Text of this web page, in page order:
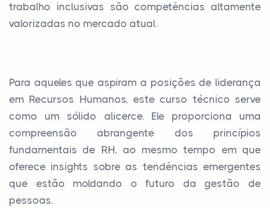
trabalho inclusivas são competências altamente
valorizadas no mercado atual.
Para aqueles que aspiram a posições de liderança
em Recursos Humanos, este curso técnico serve
como um sólido alicerce. Ele proporciona uma
compreensão abrangente dos princípios
fundamentais de RH, ao mesmo tempo em que
oferece insights sobre as tendências emergentes
que estão moldando o futuro da gestão de
pessoas.